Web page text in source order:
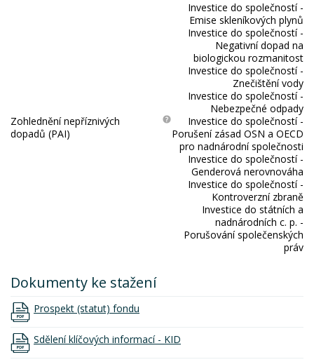
Zohlednění nepříznivých
dopadů (PAI)
Investice do společností -
Emise skleníkových plynů
Investice do společností -
Negativní dopad na
biologickou rozmanitost
Investice do společností -
Znečištění vody
Investice do společností -
Nebezpečné odpady
Investice do společností -
Porušení zásad OSN a OECD
pro nadnárodní společnosti
Investice do společností -
Genderová nerovnováha
Investice do společností -
Kontroverzní zbraně
Investice do státních a
nadnárodních c. p. -
Porušování společenských
práv
Dokumenty ke stažení
Prospekt (statut) fondu
Sdělení klíčových informací - KID